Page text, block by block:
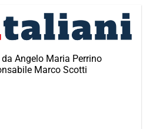
Angelo Maria Perrino
Marco Scotti